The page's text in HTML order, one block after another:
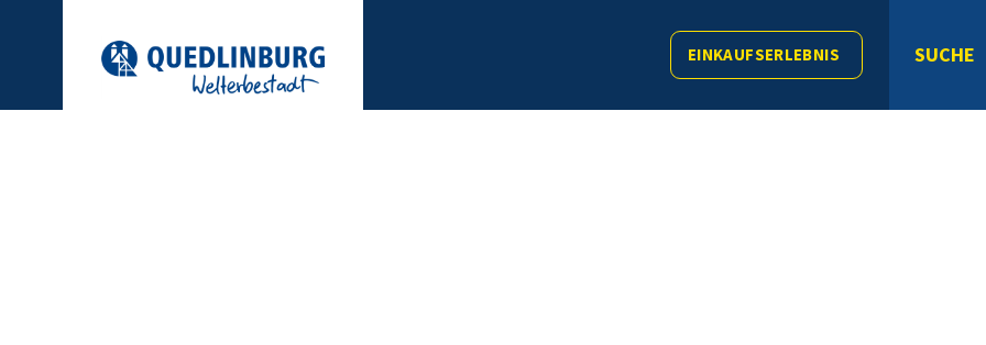
EINKAUFSERLEBNIS SUCHE